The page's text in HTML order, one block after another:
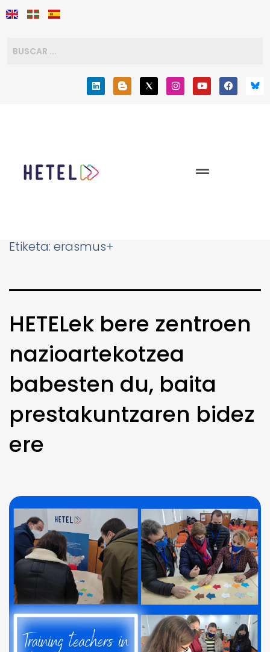
Etiketa: erasmus+
HETELek bere zentroen
nazioartekotzea
babesten du, baita
prestakuntzaren bidez
ere